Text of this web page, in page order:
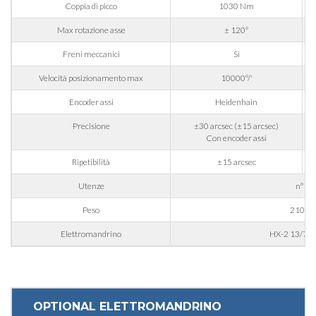
CAP
Edilizia
Coppia di picco 1030 Nm
Max rotazione asse ± 120°
Freni meccanici Si
Velocità posizionamento max 10000°/'
Encoder assi Heidenhain
Precisione
±30 arcsec (±15 arcsec)
Con encoder assi
Ripetibilità ±15 arcsec
Utenze n° 3
Peso 210 kg
Elettromandrino HX-2 13/7
OPTIONAL ELETTROMANDRINO